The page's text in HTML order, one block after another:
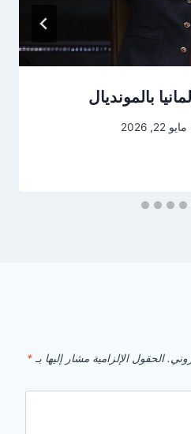
بالمونديال
مايو 22, 2026
الحقول الإلزامية مشار إليها بـ *